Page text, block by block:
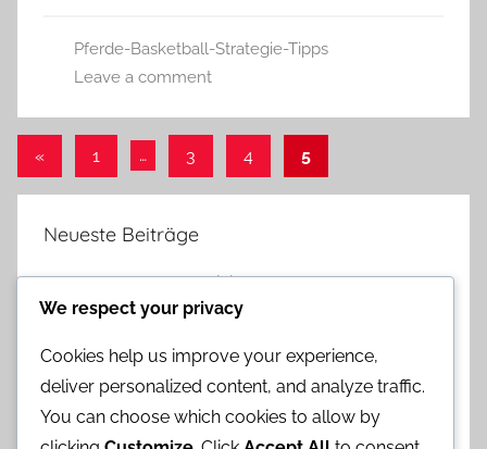
Pferde-Basketball-Strategie-Tipps
Leave a comment
Posts
pagination
«Previous
1 … 3 4 5
Neueste Beiträge
Pferde-Basketball: Zeitlich begrenzte Runden,
Wurfzeit, Sudden Death
Pferde-Basketball: Spielablauf, Timing-Spielzüge,
Raum schaffen
Pferde-Basketball: Kommunikationstechniken,
We respect your privacy
Cookies help us improve your experience,
deliver personalized content, and analyze traffic.
You can choose which cookies to allow by